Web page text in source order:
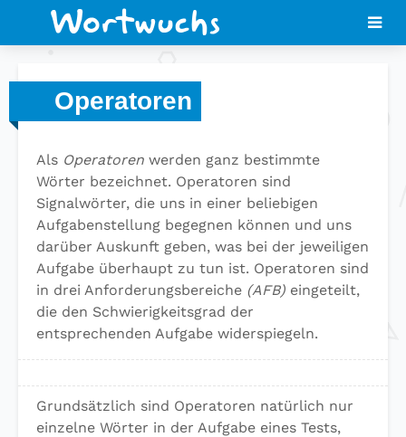
Operatoren
Als Operatoren werden ganz bestimmte
Wörter bezeichnet. Operatoren sind
Signalwörter, die uns in einer beliebigen
Aufgabenstellung begegnen können und uns
darüber Auskunft geben, was bei der jeweiligen
Aufgabe überhaupt zu tun ist. Operatoren sind
in drei Anforderungsbereiche (AFB) eingeteilt,
die den Schwierigkeitsgrad der
entsprechenden Aufgabe widerspiegeln.
Grundsätzlich sind Operatoren natürlich nur
einzelne Wörter in der Aufgabe eines Tests,